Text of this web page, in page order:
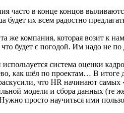
часто в конце концов
будет их всем радостно
же компания, которая возит к
что будет с погодой. Им надо не
система оценки
как шёл по проектам… В итоге
что HR начинают
модели и сбора данных (те
просто научиться ими